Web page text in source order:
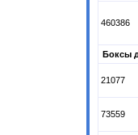
460386
Боксы
21077
73559